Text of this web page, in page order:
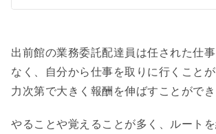
出前館の業務委託配達員は任された仕
なく、自分から仕事を取りに行くこと
力次第で大きく報酬を伸ばすことができ
やることや覚えることが多く、ルート